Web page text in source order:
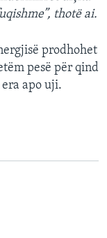
thotë ai.
prodhohet
pesë për qind
apo uji.